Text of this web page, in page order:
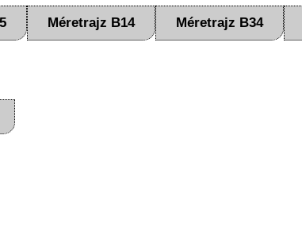
Méretrajz B14 Méretrajz B34